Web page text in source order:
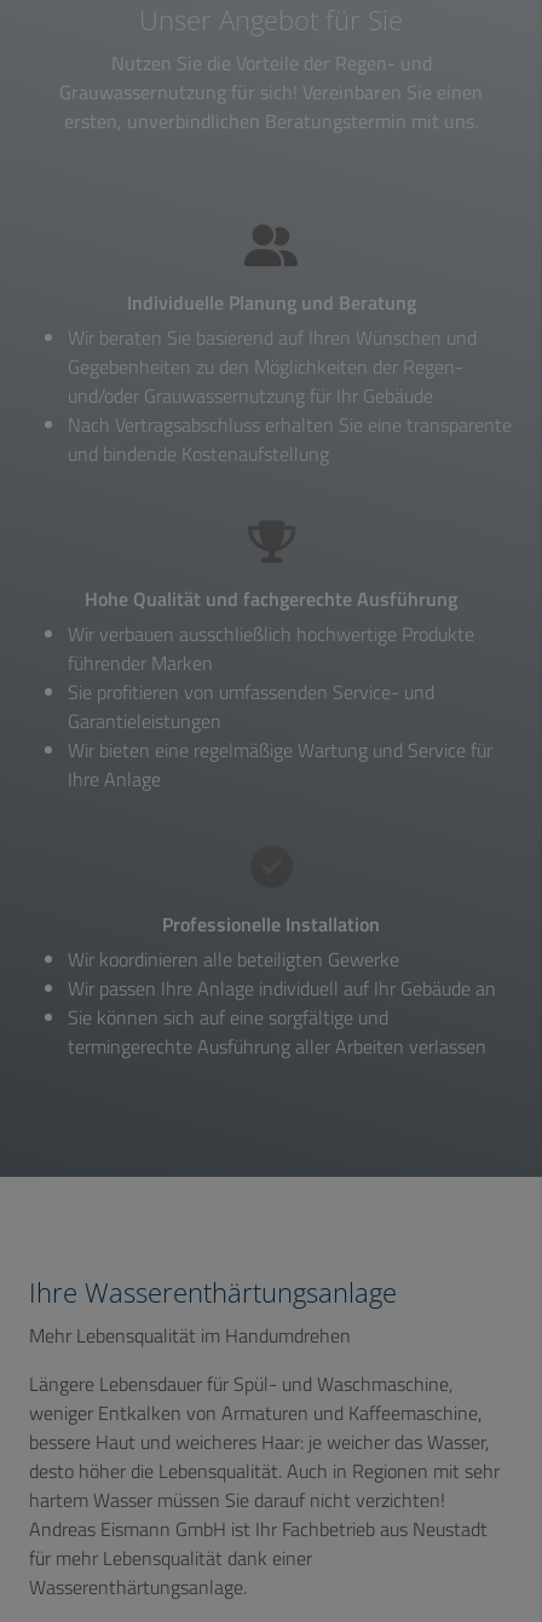
Unser Angebot für Sie
Nutzen Sie die Vorteile der Regen- und
Grauwassernutzung für sich! Vereinbaren Sie einen
ersten, unverbindlichen Beratungstermin mit uns.
Individuelle Planung und Beratung
Wir beraten Sie basierend auf Ihren Wünschen und
Gegebenheiten zu den Möglichkeiten der Regen-
und/oder Grauwassernutzung für Ihr Gebäude
Nach Vertragsabschluss erhalten Sie eine transparente
und bindende Kostenaufstellung
Hohe Qualität und fachgerechte Ausführung
Wir verbauen ausschließlich hochwertige Produkte
führender Marken
Sie profitieren von umfassenden Service- und
Garantieleistungen
Wir bieten eine regelmäßige Wartung und Service für
Ihre Anlage
Professionelle Installation
Wir koordinieren alle beteiligten Gewerke
Wir passen Ihre Anlage individuell auf Ihr Gebäude an
Sie können sich auf eine sorgfältige und
termingerechte Ausführung aller Arbeiten verlassen
Ihre Wasserenthärtungsanlage
Mehr Lebensqualität im Handumdrehen
Längere Lebensdauer für Spül- und Waschmaschine,
weniger Entkalken von Armaturen und Kaffeemaschine,
bessere Haut und weicheres Haar: je weicher das Wasser,
desto höher die Lebensqualität. Auch in Regionen mit sehr
hartem Wasser müssen Sie darauf nicht verzichten!
Andreas Eismann GmbH ist Ihr Fachbetrieb aus Neustadt
für mehr Lebensqualität dank einer
Wasserenthärtungsanlage.